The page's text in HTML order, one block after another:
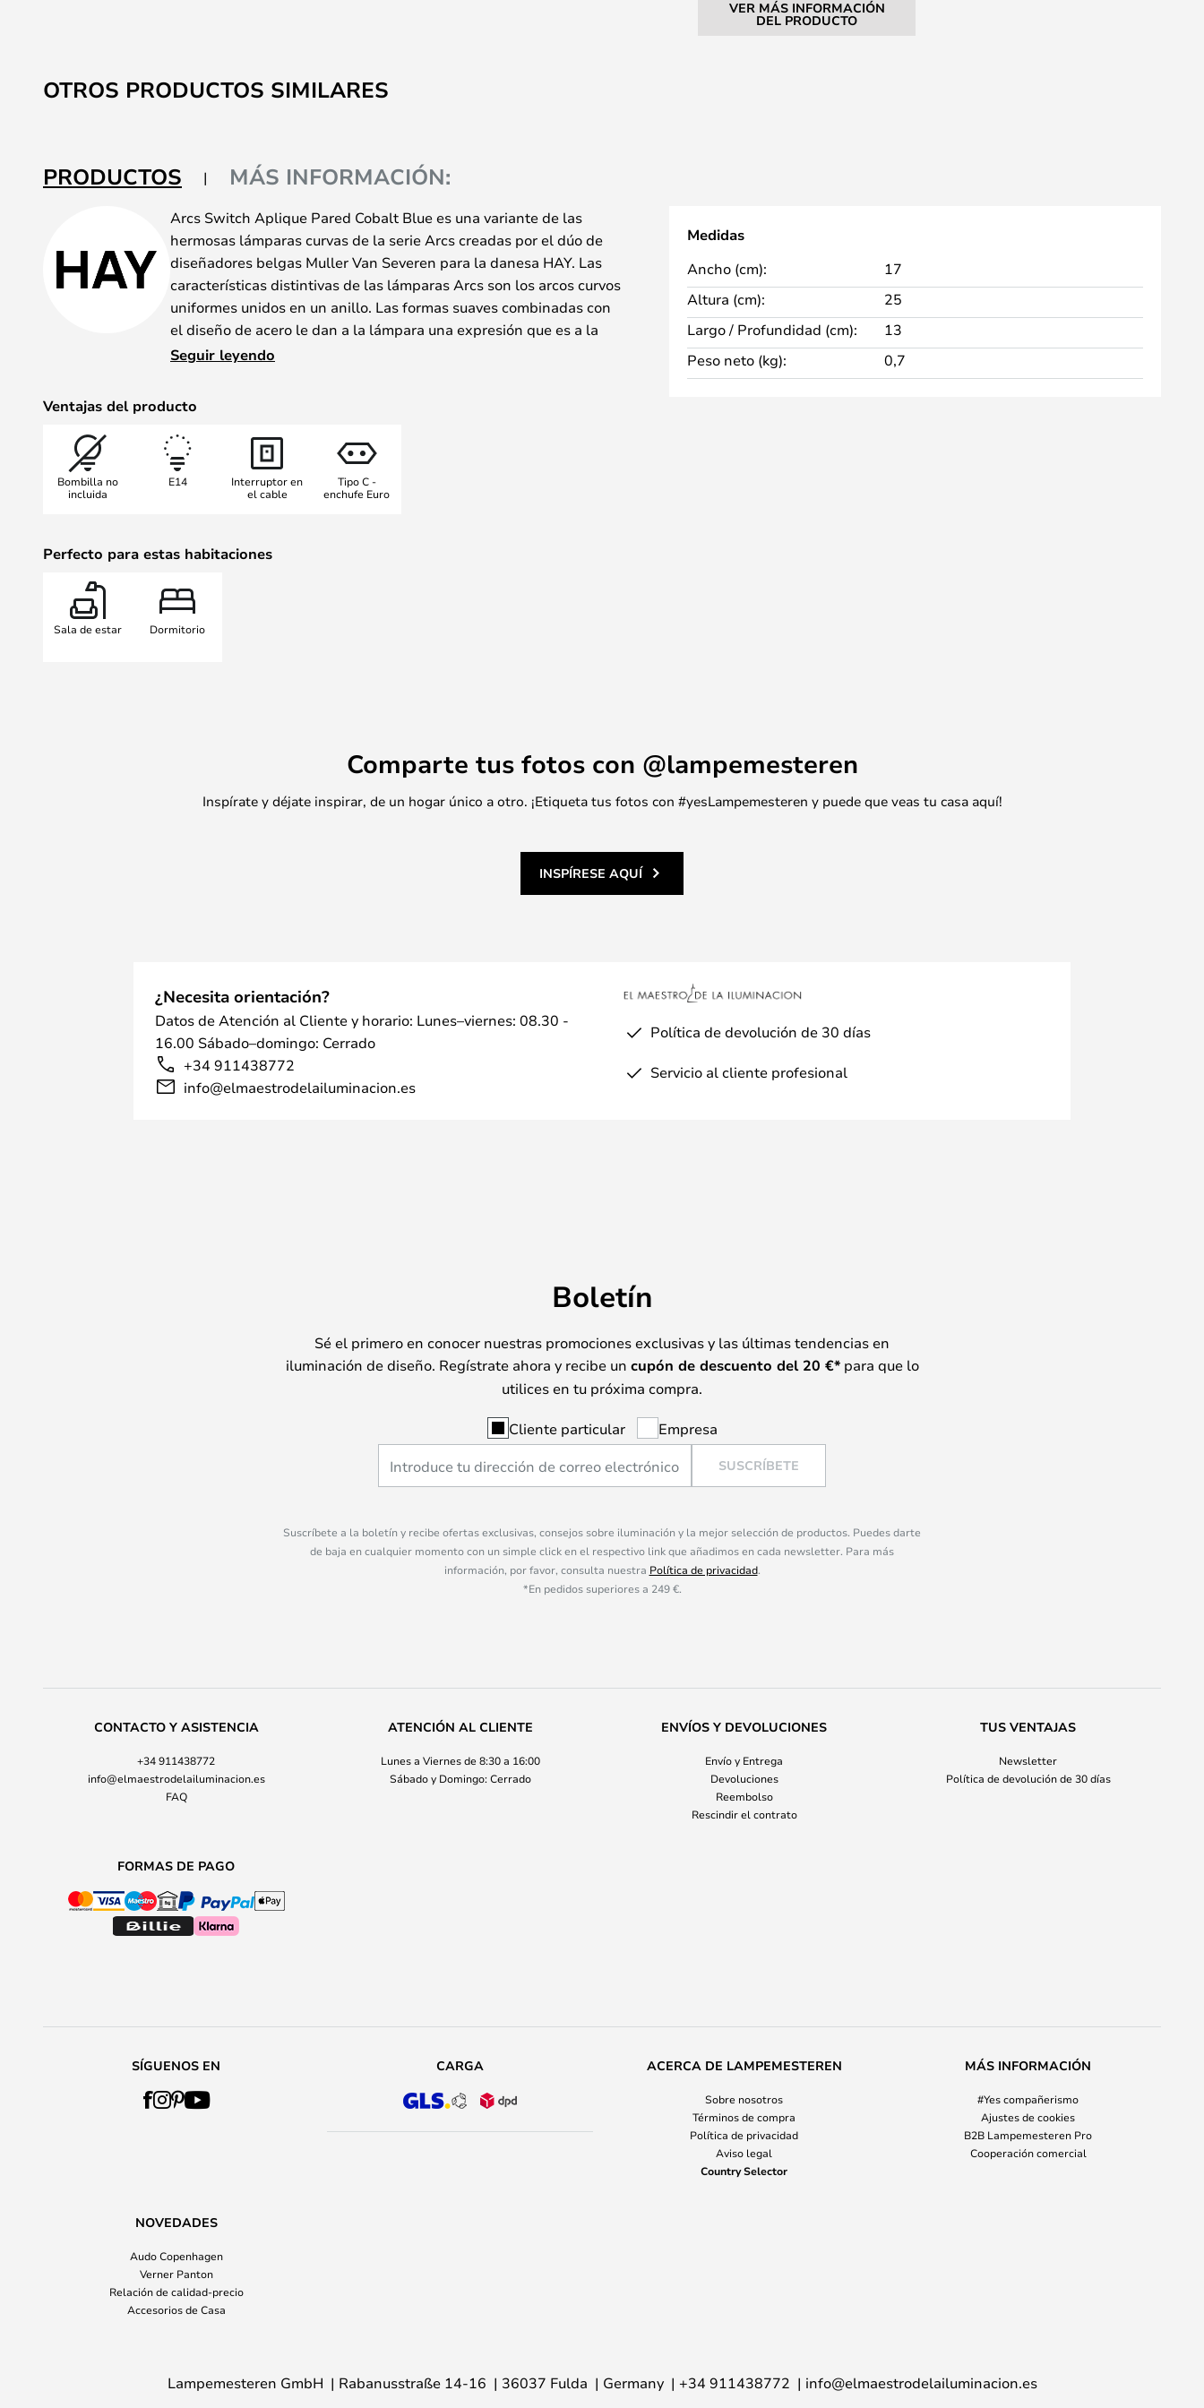
VER MÁS INFORMACIÓN
DEL PRODUCTO
OTROS PRODUCTOS SIMILARES
PRODUCTOS MÁS INFORMACIÓN:
Arcs Switch Aplique Pared Cobalt Blue es una variante de las
hermosas lámparas curvas de la serie Arcs creadas por el dúo de
diseñadores belgas Muller Van Severen para la danesa HAY. Las
características distintivas de las lámparas Arcs son los arcos curvos
uniformes unidos en un anillo. Las formas suaves combinadas con
el diseño de acero le dan a la lámpara una expresión que es a la
vez robusta y delicada.
La variedad de opciones de configuración hace que la lámpara de
pared Arcs Switch sea una opción de iluminación flexible y
multifuncional.
mismos, pero que también se pueden combinar para un estilo
Seguir leyendo
Ventajas del producto
Bombilla no
incluida
E14
Interruptor en
el cable
Tipo C -
enchufe Euro
Perfecto para estas habitaciones
Sala de estar Dormitorio
Medidas
Ancho (cm):
17
Altura (cm):
25
Largo / Profundidad (cm):
13
Peso neto (kg):
0,7
Comparte tus fotos con @lampemesteren
Inspírate y déjate inspirar, de un hogar único a otro. ¡Etiqueta tus fotos con #yesLampemesteren y puede que veas tu casa aquí!
INSPÍRESE AQUÍ
¿Necesita orientación?
Datos de Atención al Cliente y horario: Lunes–viernes: 08.30 -
16.00 Sábado–domingo: Cerrado
+34 911438772
info@elmaestrodelailuminacion.es
Política de devolución de 30 días
Servicio al cliente profesional
Boletín
Sé el primero en conocer nuestras promociones exclusivas y las últimas tendencias en
iluminación de diseño. Regístrate ahora y recibe un cupón de descuento del 20 €*para que lo
utilices en tu próxima compra.
Cliente particular Empresa
SUSCRÍBETE
Suscríbete a la boletín y recibe ofertas exclusivas, consejos sobre iluminación y la mejor selección de productos. Puedes darte
de baja en cualquier momento con un simple click en el respectivo link que añadimos en cada newsletter. Para más
información, por favor, consulta nuestra Política de privacidad.
*En pedidos superiores a 249 €.
CONTACTO Y ASISTENCIA
+34 911438772
info@elmaestrodelailuminacion.es
FAQ
ATENCIÓN AL CLIENTE
Lunes a Viernes de 8:30 a 16:00
Sábado y Domingo: Cerrado
ENVÍOS Y DEVOLUCIONES
Envío y Entrega
Devoluciones
Reembolso
Rescindir el contrato
TUS VENTAJAS
Newsletter
Política de devolución de 30 días
FORMAS DE PAGO
SÍGUENOS EN CARGA ACERCA DE LAMPEMESTEREN
Sobre nosotros
Términos de compra
Política de privacidad
Aviso legal
Country Selector
MÁS INFORMACIÓN
#Yes compañerismo
Ajustes de cookies
B2B Lampemesteren Pro
Cooperación comercial
NOVEDADES
Audo Copenhagen
Verner Panton
Relación de calidad-precio
Accesorios de Casa
Lampemesteren GmbH Rabanusstraße 14-16 36037 Fulda Germany +34 911438772 info@elmaestrodelailuminacion.es